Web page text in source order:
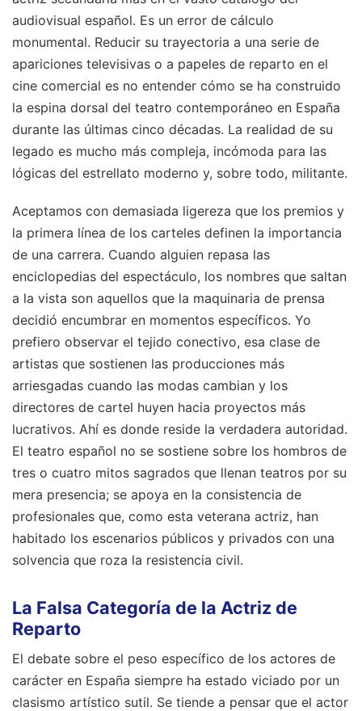
audiovisual español. Es un error de cálculo
monumental. Reducir su trayectoria a una serie de
apariciones televisivas o a papeles de reparto en el
cine comercial es no entender cómo se ha construido
la espina dorsal del teatro contemporáneo en España
durante las últimas cinco décadas. La realidad de su
legado es mucho más compleja, incómoda para las
lógicas del estrellato moderno y, sobre todo, militante.
Aceptamos con demasiada ligereza que los premios y
la primera línea de los carteles definen la importancia
de una carrera. Cuando alguien repasa las
enciclopedias del espectáculo, los nombres que saltan
a la vista son aquellos que la maquinaria de prensa
decidió encumbrar en momentos específicos. Yo
prefiero observar el tejido conectivo, esa clase de
artistas que sostienen las producciones más
arriesgadas cuando las modas cambian y los
directores de cartel huyen hacia proyectos más
lucrativos. Ahí es donde reside la verdadera autoridad.
El teatro español no se sostiene sobre los hombros de
tres o cuatro mitos sagrados que llenan teatros por su
mera presencia; se apoya en la consistencia de
profesionales que, como esta veterana actriz, han
habitado los escenarios públicos y privados con una
solvencia que roza la resistencia civil.
La Falsa Categoría de la Actriz de
Reparto
El debate sobre el peso específico de los actores de
carácter en España siempre ha estado viciado por un
clasismo artístico sutil. Se tiende a pensar que el actor